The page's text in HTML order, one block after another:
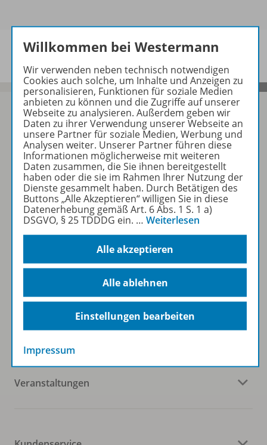
Sofort profitieren
Zum Newsletter anmelden
Folgen Sie uns auf Social Media
Westermann Gruppe
Veranstaltungen
Willkommen bei Westermann
Wir verwenden neben technisch notwendigen
Cookies auch solche, um Inhalte und Anzeigen zu
personalisieren, Funktionen für soziale Medien
anbieten zu können und die Zugriffe auf unserer
Webseite zu analysieren. Außerdem geben wir
Daten zu ihrer Verwendung unserer Webseite an
unsere Partner für soziale Medien, Werbung und
Analysen weiter. Unserer Partner führen diese
Informationen möglicherweise mit weiteren
Daten zusammen, die Sie ihnen bereitgestellt
haben oder die sie im Rahmen Ihrer Nutzung der
Dienste gesammelt haben. Durch Betätigen des
Buttons „Alle Akzeptieren“ willigen Sie in diese
Datenerhebung gemäß Art. 6 Abs. 1 S. 1 a)
DSGVO, § 25 TDDDG ein. … Weiterlesen
Alle akzeptieren
Alle ablehnen
Einstellungen bearbeiten
Impressum